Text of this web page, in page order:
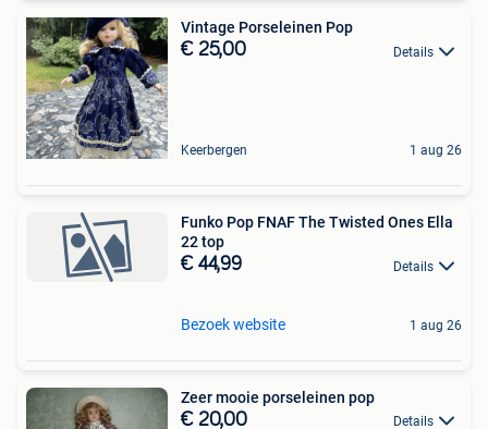
Vintage Porseleinen Pop
€ 25,00 Details
Keerbergen 1 aug 26
Funko Pop FNAF The Twisted Ones Ella
22 top
€ 44,99 Details
Bezoek website 1 aug 26
Zeer mooie porseleinen pop
€ 20,00 Details